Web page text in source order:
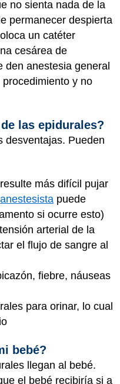
no sienta nada de la
permanecer despierta
un catéter
cesárea de
den anestesia general
y no
las epidurales?
desventajas. Pueden
más difícil pujar
anestesista puede
si ocurre esto)
arterial de la
el flujo de sangre al
fiebre, náuseas
para orinar, lo cual
bebé?
llegan al bebé.
el bebé recibiría si a